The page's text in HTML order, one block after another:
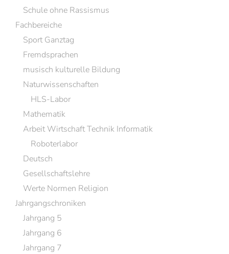
Schule ohne Rassismus
Fachbereiche
Sport Ganztag
Fremdsprachen
musisch kulturelle Bildung
Naturwissenschaften
HLS-Labor
Mathematik
Arbeit Wirtschaft Technik Informatik
Roboterlabor
Deutsch
Gesellschaftslehre
Werte Normen Religion
Jahrgangschroniken
Jahrgang 5
Jahrgang 6
Jahrgang 7